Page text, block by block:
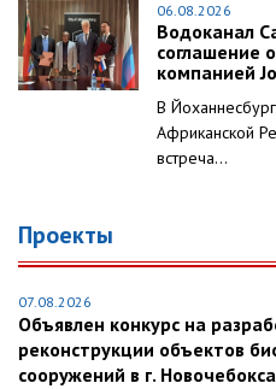
06.08.2026
Водоканал
соглашение
компанией
В
Африканской
встреча...
Проекты
07.08.2026
Объявлен конкурс на
реконструкции объектов
сооружений в г.